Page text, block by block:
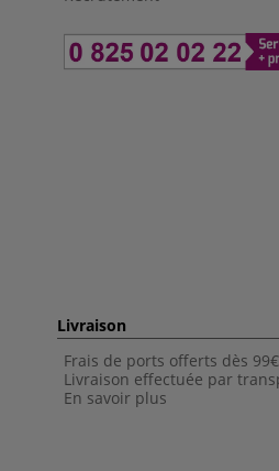
Livraison
Frais de ports offerts dès
Livraison effectuée par
En savoir plus